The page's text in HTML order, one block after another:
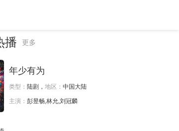
播 更多
年少有为
类型： 陆剧， 地区： 中国大陆
主演： 彭昱畅,林允,刘冠麟